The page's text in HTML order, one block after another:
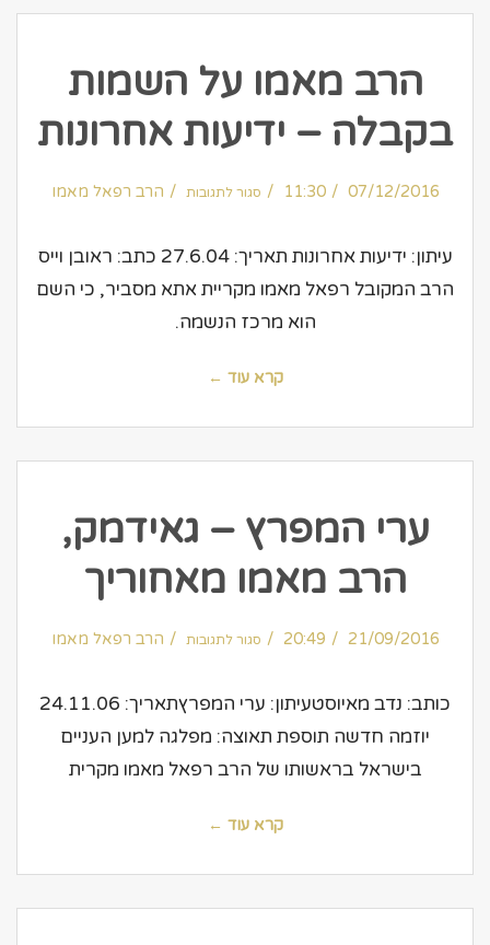
הרב מאמו על השמות
בקבלה – ידיעות אחרונות
07/12/2016
11:30 סגור לתגובות הרב
מאמו
ידיעות
אחרונות
הרב רפאל מאמו
עיתון: ידיעות אחרונות תאריך: 27.6.04 כתב: ראובן וייס
הרב המקובל רפאל מאמו מקריית אתא מסביר, כי השם
הוא מרכז הנשמה.
קרא עוד ←
ערי המפרץ – גאידמק,
הרב מאמו מאחוריך
21/09/2016
20:49 סגור לתגובות ערי
המפרץ
מאחוריך
הרב רפאל מאמו
כותב: נדב מאיוסטעיתון: ערי המפרץתאריך: 24.11.06
יוזמה חדשה תוספת תאוצה: מפלגה למען העניים
בישראל בראשותו של הרב רפאל מאמו מקרית
קרא עוד ←